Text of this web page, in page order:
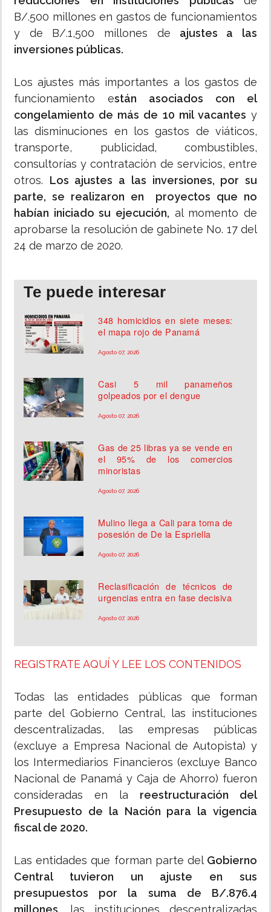
B/.500 millones en gastos de funcionamientos
y de B/.1,500 millones de ajustes a las
inversiones públicas.
Los ajustes más importantes a los gastos de
funcionamiento están asociados con el
congelamiento de más de 10 mil vacantes y
las disminuciones en los gastos de viáticos,
transporte, publicidad, combustibles,
consultorías y contratación de servicios, entre
otros. Los ajustes a las inversiones, por su
parte, se realizaron en proyectos que no
habían iniciado su ejecución, al momento de
aprobarse la resolución de gabinete No. 17 del
24 de marzo de 2020.
Te puede interesar
348 homicidios en siete meses:
el mapa rojo de Panamá
Agosto 07, 2026
Casi 5 mil panameños
golpeados por el dengue
Agosto 07, 2026
Gas de 25 libras ya se vende en
el 95% de los comercios
minoristas
Agosto 07, 2026
Mulino llega a Cali para toma de
posesión de De la Espriella
Agosto 07, 2026
Reclasificación de técnicos de
urgencias entra en fase decisiva
Agosto 07, 2026
REGISTRATE AQUÍ Y LEE LOS CONTENIDOS
Todas las entidades públicas que forman
parte del Gobierno Central, las instituciones
descentralizadas, las empresas públicas
(excluye a Empresa Nacional de Autopista) y
los Intermediarios Financieros (excluye Banco
Nacional de Panamá y Caja de Ahorro) fueron
consideradas en la reestructuración del
Presupuesto de la Nación para la vigencia
fiscal de 2020.
Las entidades que forman parte delGobierno
Central tuvieron un ajuste en sus
presupuestos por la suma de B/.876.4
millones , las instituciones descentralizadas